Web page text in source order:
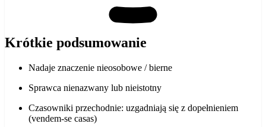
Krótkie podsumowanie
Nadaje znaczenie nieosobowe / bierne
Sprawca nienazwany lub nieistotny
Czasowniki przechodnie: uzgadniają się z dopełnieniem
(vendem-se casas)